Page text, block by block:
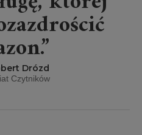
Drózd
Czytników